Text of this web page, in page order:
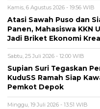
Kamis, 6 Agustus 2026 - 19:56 WIB
Atasi Sawah Puso dan
Panen, Mahasiswa KKN
Jadi Briket Ekonomi
Sabtu, 25 Juli 2026 - 12:00 WIB
Supian Suri Tegaskan
KuduSS Ramah Siap
Pemkot Depok
Minggu, 19 Juli 2026 - 13:51 WIB